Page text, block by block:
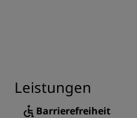
Leistungen
Barrierefreiheit